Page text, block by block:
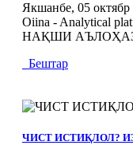
Якшанбе, 05 октябр
Oiina - Analytical
НАҚШИ
Бештар
ЧИСТ ИСТИҚЛОЛ?